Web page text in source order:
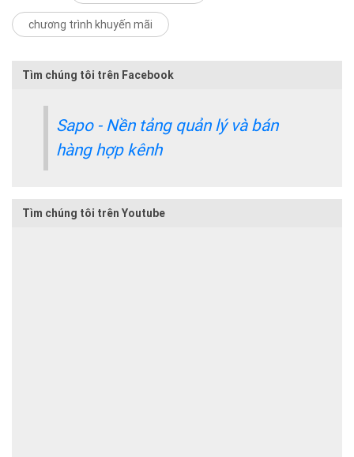
chương trình khuyến mãi
Tìm chúng tôi trên Facebook
Sapo - Nền tảng quản lý và bán
hàng hợp kênh
Tìm chúng tôi trên Youtube